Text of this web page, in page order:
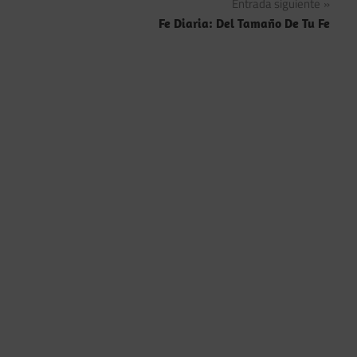
Fe Diaria: Del Tamaño De Tu Fe